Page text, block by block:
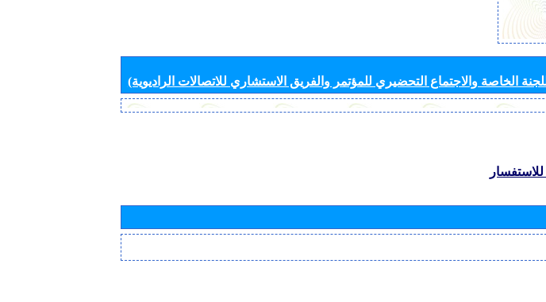
الخاصة والاجتماع التحضيري للمؤتمر والفريق الاستشاري للاتصالات الراديوية)
للاستفسار